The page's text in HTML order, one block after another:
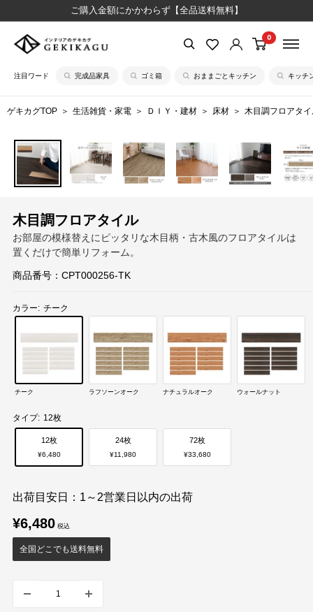
ご購入金額にかかわらず【全品送料無料】
【公
イ
テ
ア
ゲ
カ
グ
0
注目ワード 完成品家具 ゴミ箱 おままごとキッチン キッチ
ゲキカグTOP 生活雑貨・家電 ＤＩＹ・建材 床材 木目調フロアタ
木目調フロアタイル
お部屋の模様替えにピッタリな木目柄・古木風のフロアタイルは
置くだけで簡単リフォーム。
商品番号： CPT000256-TK
カラー: チーク
チーク ラフソーンオーク ナチュラルオーク ウォールナット
タイプ: 12枚
12枚
¥6,480
24枚
¥11,980
72枚
¥33,680
出荷目安日：1～2営業日以内の出荷
販
売
価
格
¥6,480
全国どこでも送料無料